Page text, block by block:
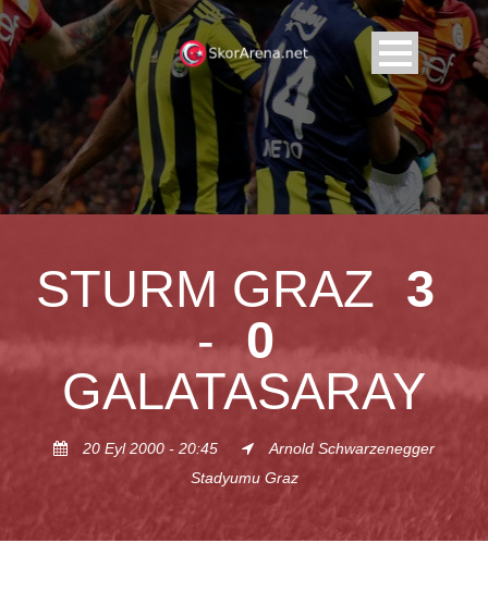
STURM GRAZ 3
- 0
GALATASARAY
20 Eyl 2000 - 20:45
Arnold Schwarzenegger
Stadyumu Graz